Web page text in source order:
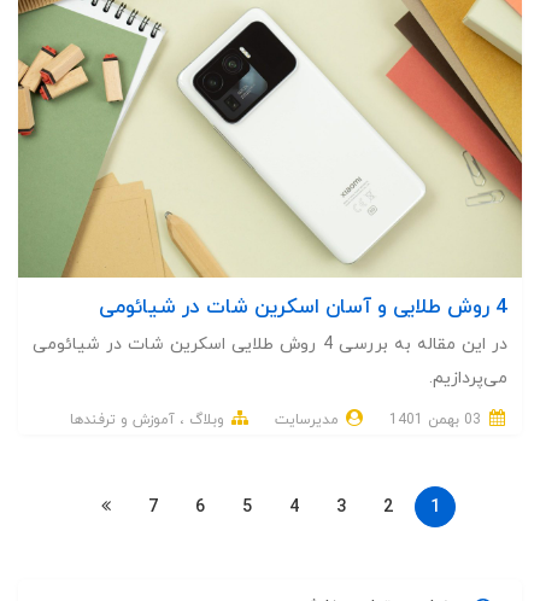
4 روش طلایی و آسان اسکرین شات در شیائومی
در این مقاله به بررسی 4 روش طلایی اسکرین شات در شیائومی
می‌پردازیم.
مدیرسایت وبلاگ آموزش و ترفندها
1
2
3
4
5
6
7